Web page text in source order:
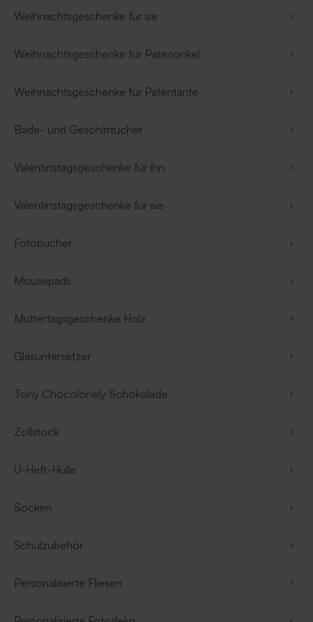
Weihnachtsgeschenke für sie
Weihnachtsgeschenke für Patenonkel
Weihnachtsgeschenke für Patentante
Bade- und Geschirrtücher
Valentinstagsgeschenke für ihn
Valentinstagsgeschenke für sie
Fotobücher
Mousepads
Muttertagsgeschenke Holz
Glasuntersetzer
Tony Chocolonely Schokolade
Zollstock
U-Heft-Hülle
Socken
Schulzubehör
Personalisierte Fliesen